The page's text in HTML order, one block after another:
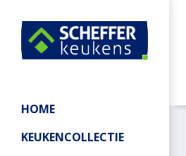
HOME
KEUKENCOLLECTIE